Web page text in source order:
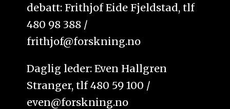
debatt: Frithjof Eide Fjeldstad, tlf
480 98 388 /
frithjof@forskning.no
Daglig leder: Even Hallgren
Stranger, tlf 480 59 100 /
even@forskning.no